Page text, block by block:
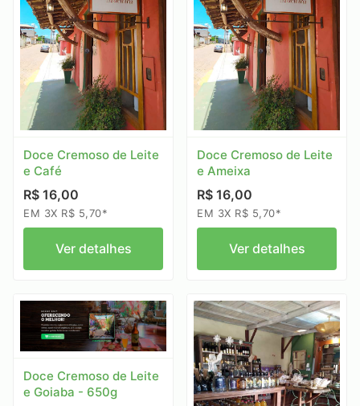
Doce Cremoso de Leite
e Café
R$ 16,00
EM 3X R$ 5,70*
Ver detalhes
Doce Cremoso de Leite
e Ameixa
R$ 16,00
EM 3X R$ 5,70*
Ver detalhes
Doce Cremoso de Leite
e Goiaba - 650g